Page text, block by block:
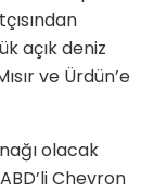
açık deniz
ve Ürdün’e
olacak
Chevron